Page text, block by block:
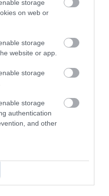
storage
on web or
storage
website or app.
storage
storage
authentication
and other
Tena Lady Super
Γυναικείες Σερβιέτες
Διαθέσιμο
3,99 €